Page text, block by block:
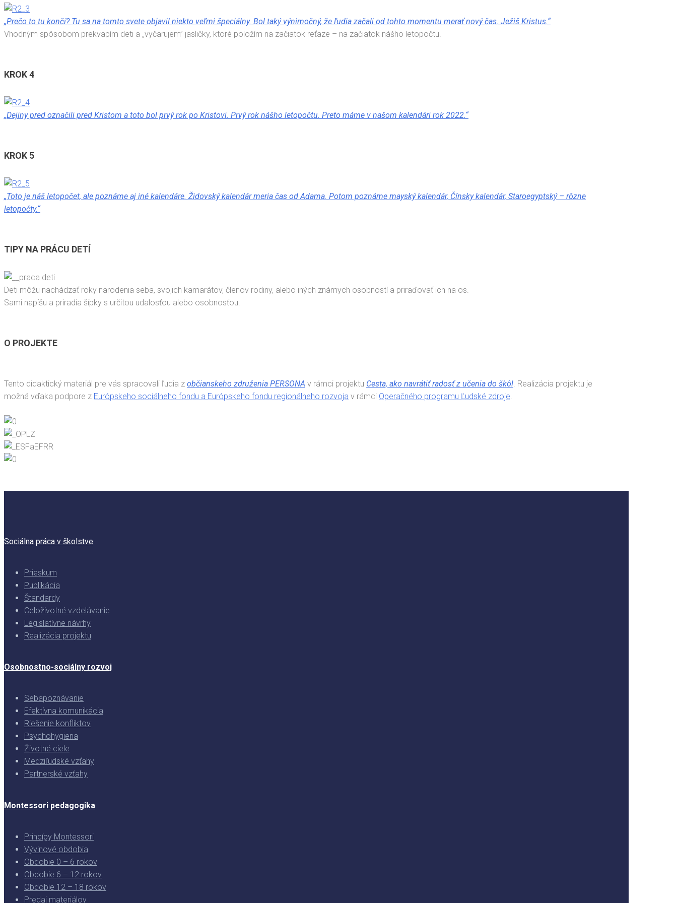
„Prečo to tu končí? Tu sa na tomto svete objavil niekto veľmi špeciálny. Bol taký výnimočný, že ľudia začali od tohto momentu merať nový čas. Ježiš Kristus.“
Vhodným spôsobom prekvapím deti a „vyčarujem” jasličky, ktoré položím na začiatok reťaze – na začiatok nášho letopočtu.
KROK 4
„Dejiny pred označili pred Kristom a toto bol prvý rok po Kristovi. Prvý rok nášho letopočtu. Preto máme v našom kalendári rok 2022.“
KROK 5
„Toto je náš letopočet, ale poznáme aj iné kalendáre. Židovský kalendár meria čas od Adama. Potom poznáme mayský kalendár, Čínsky kalendár, Staroegyptský – rôzne
letopočty.“
TIPY NA PRÁCU DETÍ
Deti môžu nachádzať roky narodenia seba, svojich kamarátov, členov rodiny, alebo iných známych osobností a priraďovať ich na os.
Sami napíšu a priradia šípky s určitou udalosťou alebo osobnosťou.
O PROJEKTE
Tento didaktický materiál pre vás spracovali ľudia z občianskeho združenia PERSONA v rámci projektu Cesta, ako navrátiť radosť z učenia do škôl. Realizácia projektu je
možná vďaka podpore z Európskeho sociálneho fondu a Európskeho fondu regionálneho rozvoja v rámci Operačného programu Ľudské zdroje.
Sociálna práca v školstve
Prieskum
Publikácia
Štandardy
Celoživotné vzdelávanie
Legislatívne návrhy
Realizácia projektu
Osobnostno-sociálny rozvoj
Sebapoznávanie
Efektívna komunikácia
Riešenie konfliktov
Psychohygiena
Životné ciele
Medziľudské vzťahy
Partnerské vzťahy
Montessori pedagogika
Princípy Montessori
Vývinové obdobia
Obdobie 0 – 6 rokov
Obdobie 6 – 12 rokov
Obdobie 12 – 18 rokov
Predaj materiálov